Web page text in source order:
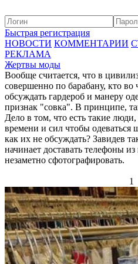
Быстрая регистрация
НОВОСТИ КОММЕНТАРИИ
РЕКЛАМА
Жертвы моды
Вообще считается, что в
совершенно по барабану, кто во
обсуждать гардероб и манеру
признак "совка". В принципе,
Дело в том, что есть такие
времени и сил чтобы
как их не обсуждать? Завидев
начинает доставать телефоны
незаметно сфотографировать.
1